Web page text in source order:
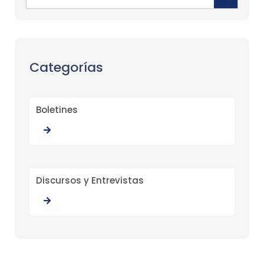
Categorías
Boletines
Discursos y Entrevistas